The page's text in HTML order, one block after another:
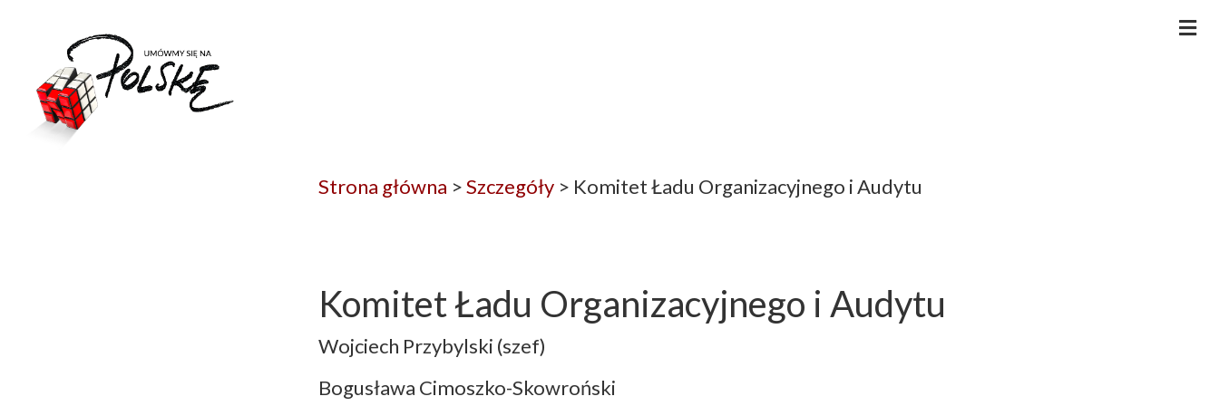
Strona główna >Szczegóły > Komitet Ładu Organizacyjnego i Audytu
Komitet Ładu Organizacyjnego i Audytu
Wojciech Przybylski (szef)
Bogusława Cimoszko-Skowroński